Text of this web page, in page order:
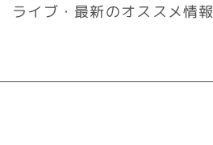
ライブ・最新のオススメ情報